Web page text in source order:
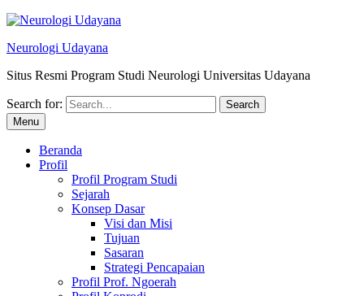
Neurologi Udayana
Situs Resmi Program Studi Neurologi Universitas Udayana
Search for:
Menu
Beranda
Profil
Profil Program Studi
Sejarah
Konsep Dasar
Visi dan Misi
Tujuan
Sasaran
Strategi Pencapaian
Profil Prof. Ngoerah